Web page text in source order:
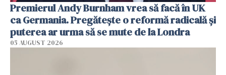
Premierul Andy Burnham vrea să facă în UK
ca Germania. Pregătește o reformă radicală și
puterea ar urma să se mute de la Londra
05 AUGUST 2026